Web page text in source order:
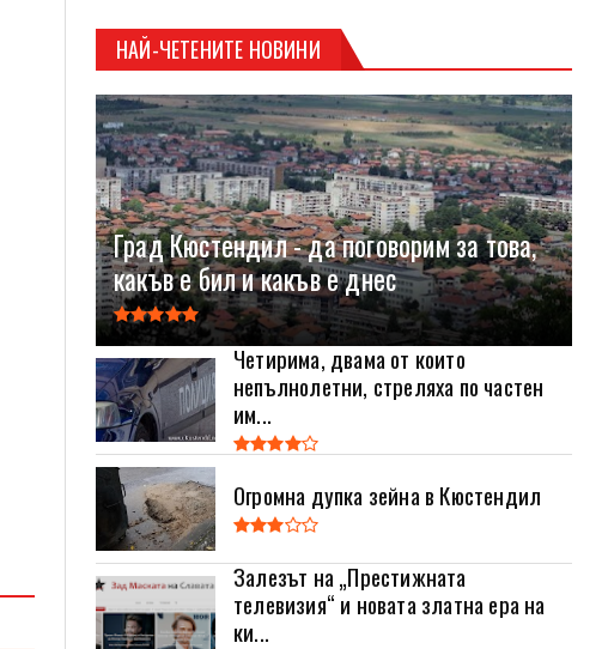
НАЙ-ЧЕТЕНИТЕ НОВИНИ
Град Кюстендил - да поговорим за това,
какъв е бил и какъв е днес
Четирима, двама от които
непълнолетни, стреляха по частен
им...
Огромна дупка зейна в Кюстендил
Залезът на „Престижната
телевизия“ и новата златна ера на
ки...